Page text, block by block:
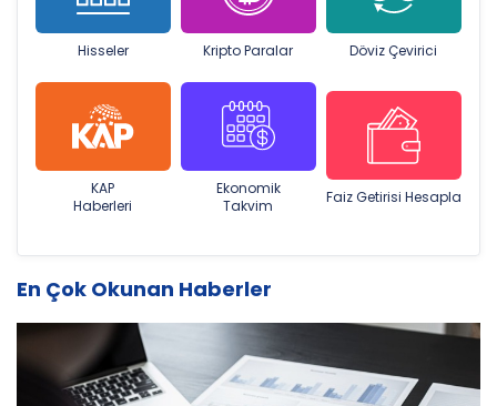
Hisseler Kripto Paralar Döviz Çevirici
KAP
Haberleri
Ekonomik
Takvim
Faiz Getirisi Hesapla
En Çok Okunan Haberler